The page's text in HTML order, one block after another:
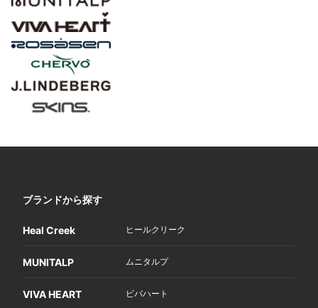
ブランドから探す
Heal Creek ヒールクリーク
MUNITALP ムニタルプ
VIVA HEART ビバハート